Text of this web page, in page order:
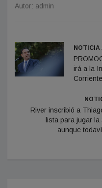
Autor: admin
NOTICIA
irá a la
River inscribió a
lista para jugar la
aunque